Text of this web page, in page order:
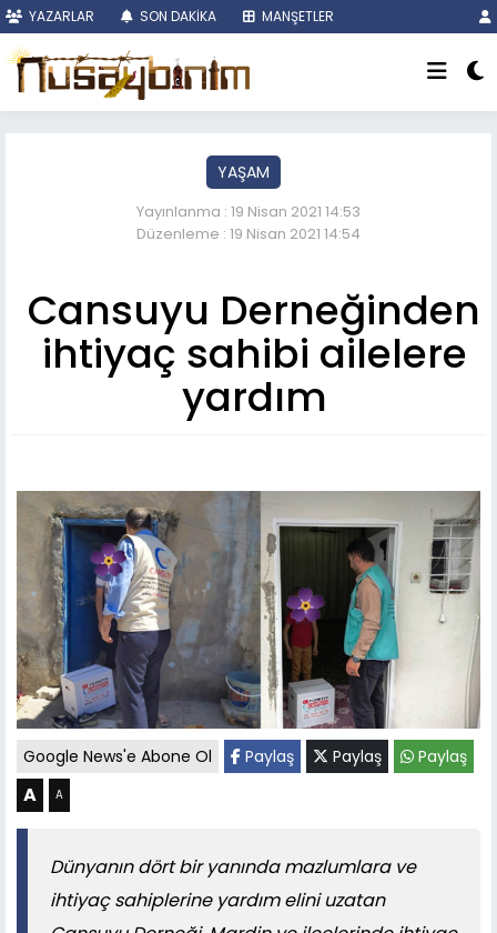
YAZARLAR SON DAKİKA MANŞETLER
YAŞAM
Yayınlanma : 19 Nisan 2021 14:53
Düzenleme : 19 Nisan 2021 14:54
Cansuyu Derneğinden
ihtiyaç sahibi ailelere
yardım
Google News'e Abone Ol Paylaş Paylaş Paylaş
A A
Dünyanın dört bir yanında mazlumlara ve
ihtiyaç sahiplerine yardım elini uzatan